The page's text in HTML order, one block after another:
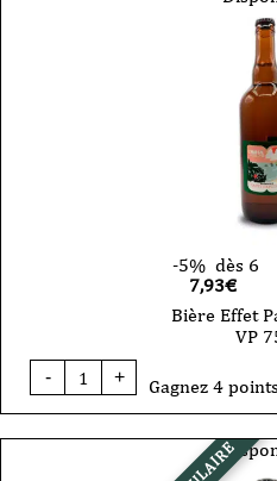
-5% dès 6
7,93€
Bière Effet
VP
-
quantité
de
Papillon
+ Gagnez 4